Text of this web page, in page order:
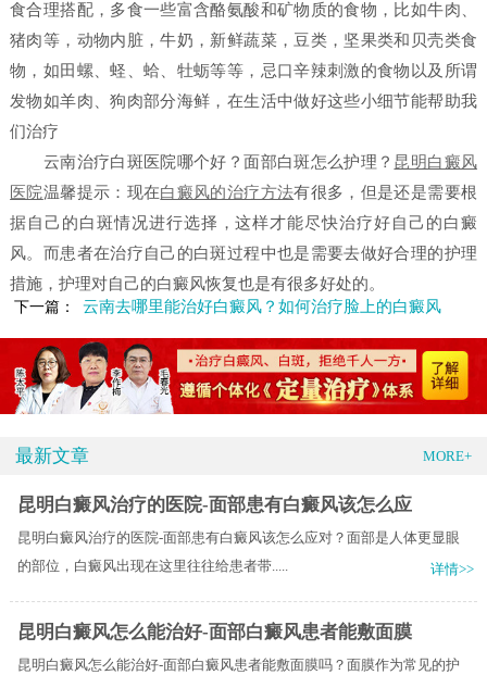
食合理搭配，多食一些富含酪氨酸和矿物质的食物，比如牛肉、
猪肉等，动物内脏，牛奶，新鲜蔬菜，豆类，坚果类和贝壳类食
物，如田螺、蛏、蛤、牡蛎等等，忌口辛辣刺激的食物以及所谓
发物如羊肉、狗肉部分海鲜，在生活中做好这些小细节能帮助我
们治疗
云南治疗白斑医院哪个好？面部白斑怎么护理？ 昆明白癜风
医院温馨提示：现在白癜风的治疗方法有很多，但是还是需要根
据自己的白斑情况进行选择，这样才能尽快治疗好自己的白癜
风。而患者在治疗自己的白斑过程中也是需要去做好合理的护理
措施，护理对自己的白癜风恢复也是有很多好处的。
下一篇： 云南去哪里能治好白癜风？如何治疗脸上的白癜风
最新文章 MORE+
昆明白癜风治疗的医院-面部患有白癜风该怎么应
昆明白癜风治疗的医院-面部患有白癜风该怎么应对？面部是人体更显眼
的部位，白癜风出现在这里往往给患者带.....
详情>>
昆明白癜风怎么能治好-面部白癜风患者能敷面膜
昆明白癜风怎么能治好-面部白癜风患者能敷面膜吗？面膜作为常见的护